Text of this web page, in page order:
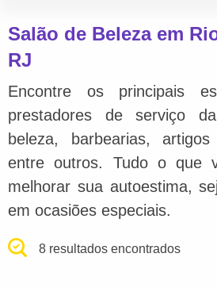
Salão de Beleza em
RJ
Encontre os principais
prestadores de serviço
beleza, barbearias,
entre outros. Tudo o que
melhorar sua autoestima,
em ocasiões especiais.
8 resultados encontrados